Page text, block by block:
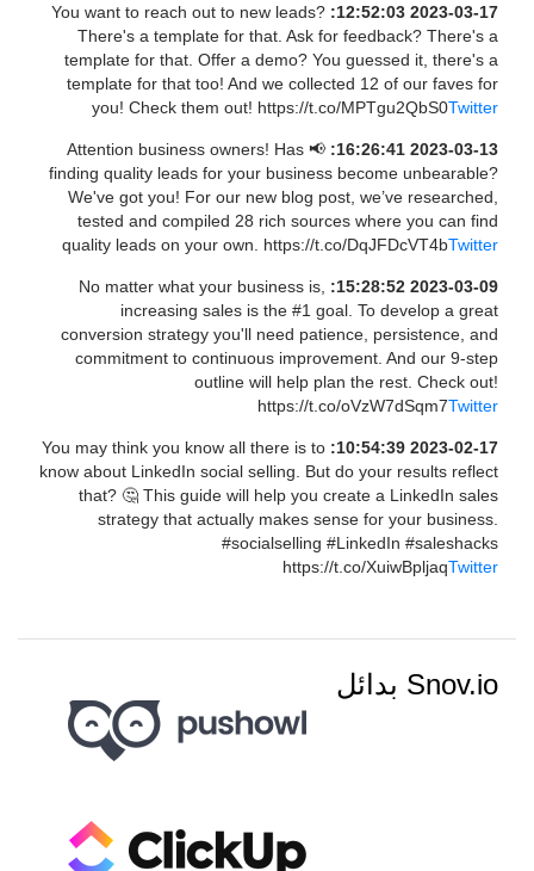
2023-03-17 12:52:03:
You want to reach out to new leads?
There's a template for that. Ask for feedback? There's a
template for that. Offer a demo? You guessed it, there's a
template for that too! And we collected 12 of our faves for
you! Check them out! https://t.co/MPTgu2QbS0Twitter
2023-03-13 16:26:41:
📢 Attention business owners! Has
finding quality leads for your business become unbearable?
We've got you! For our new blog post, we’ve researched,
tested and compiled 28 rich sources where you can find
quality leads on your own. https://t.co/DqJFDcVT4bTwitter
2023-03-09 15:28:52:
No matter what your business is,
increasing sales is the #1 goal. To develop a great
conversion strategy you'll need patience, persistence, and
commitment to continuous improvement. And our 9-step
outline will help plan the rest. Check out!
https://t.co/oVzW7dSqm7Twitter
2023-02-17 10:54:39:
You may think you know all there is to
know about LinkedIn social selling. But do your results reflect
that? 🤔 This guide will help you create a LinkedIn sales
strategy that actually makes sense for your business.
#socialselling #LinkedIn #saleshacks
https://t.co/XuiwBpljaqTwitter
Snov.io بدائل